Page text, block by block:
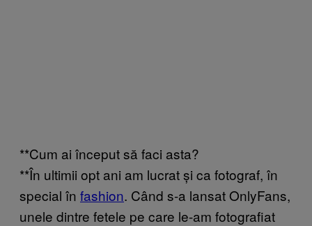
**Cum ai început să faci asta?
**În ultimii opt ani am lucrat și ca fotograf, în
special în fashion. Când s-a lansat OnlyFans,
unele dintre fetele pe care le-am fotografiat